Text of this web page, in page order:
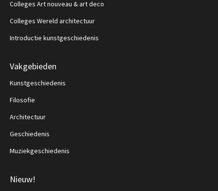
Colleges Art nouveau & art deco
Colleges Wereld architectuur
Introductie kunstgeschiedenis
Vakgebieden
Kunstgeschiedenis
Filosofie
Architectuur
Geschiedenis
Muziekgeschiedenis
Nieuw!